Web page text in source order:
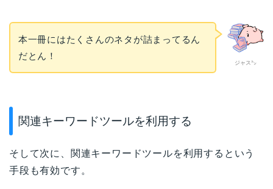
ジャス㌧
本一冊にはたくさんのネタが詰まってるん
だとん！
関連キーワードツールを利用する
そして次に、関連キーワードツールを利用するという
手段も有効です。